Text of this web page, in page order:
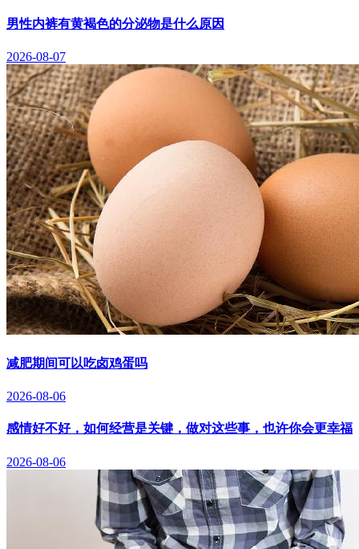
男性内裤有黄褐色的分泌物是什么原因
2026-08-07
减肥期间可以吃卤鸡蛋吗
2026-08-06
感情好不好，如何经营是关键，做对这些事，也许你会更幸福
2026-08-06